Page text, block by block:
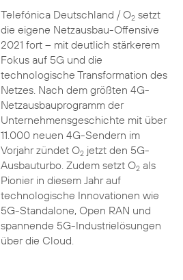
Telefónica Deutschland / O2setzt
die eigene Netzausbau-Offensive
2021 fort – mit deutlich stärkerem
Fokus auf 5G und die
technologische Transformation des
Netzes. Nach dem größten 4G-
Netzausbauprogramm der
Unternehmensgeschichte mit über
11.000 neuen 4G-Sendern im
Vorjahr zündet O2jetzt den 5G-
Ausbauturbo. Zudem setzt O2als
Pionier in diesem Jahr auf
technologische Innovationen wie
5G-Standalone, Open RAN und
spannende 5G-Industrielösungen
über die Cloud.